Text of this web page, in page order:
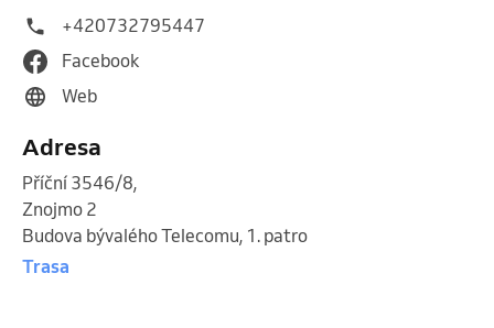
+420732795447
Facebook
Web
Adresa
Příční 3546/8,
Znojmo 2
Budova bývalého Telecomu, 1. patro
Trasa